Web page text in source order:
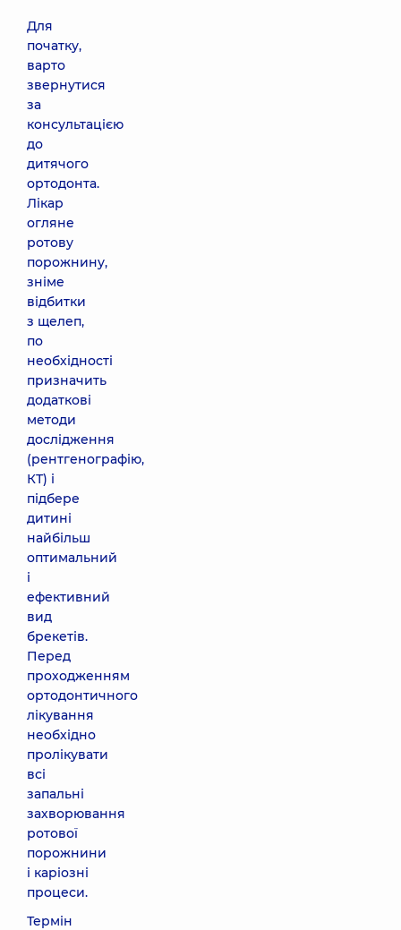
Для
початку,
варто
звернутися
за
консультацією
до
дитячого
ортодонта.
Лікар
огляне
ротову
порожнину,
зніме
відбитки
з щелеп,
по
необхідності
призначить
додаткові
методи
дослідження
(рентгенографію,
КТ) і
підбере
дитині
найбільш
оптимальний
і
ефективний
вид
брекетів.
Перед
проходженням
ортодонтичного
лікування
необхідно
пролікувати
всі
запальні
захворювання
ротової
порожнини
і каріозні
процеси.
Термін